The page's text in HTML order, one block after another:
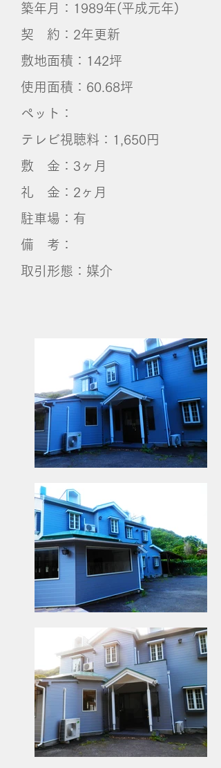
築年月：1989年(平成元年)
契 約：2年更新
敷地面積：142坪
使用面積：60.68坪
ペット：
テレビ視聴料：1,650円
敷 金：3ヶ月
礼 金：2ヶ月
​駐車場：有
備 考：
​取引形態：媒介